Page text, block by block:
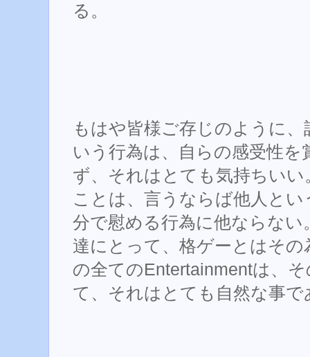
る。
もはや皆様ご存じのように
いう行為は、自らの感受性
ず、それはとても気持ちい
ことは、言うならば他人と
分で慰める行為に他ならな
達にとって、格ゲーとはそ
の全てのEntertainmentは、
て、それはとても自然な事で